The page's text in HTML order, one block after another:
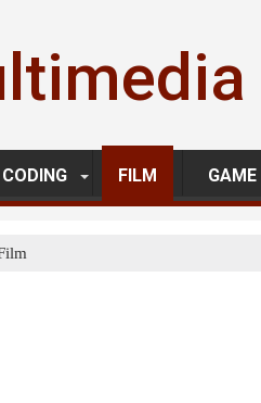
CODING FILM GAME